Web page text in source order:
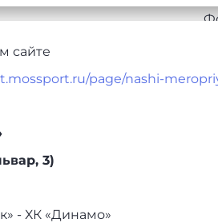
сайте
page/nashi-
3)
- ХК «Динамо»